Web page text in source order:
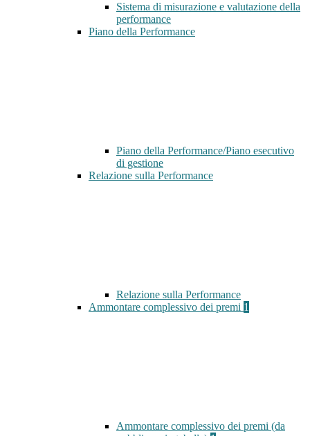
Sistema di misurazione e valutazione della
performance
Piano della Performance
Piano della Performance/Piano esecutivo
di gestione
Relazione sulla Performance
Relazione sulla Performance
Ammontare complessivo dei premi 1
Ammontare complessivo dei premi (da